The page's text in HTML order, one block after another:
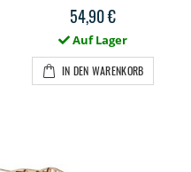
54,90 €
Auf Lager
IN DEN WARENKORB